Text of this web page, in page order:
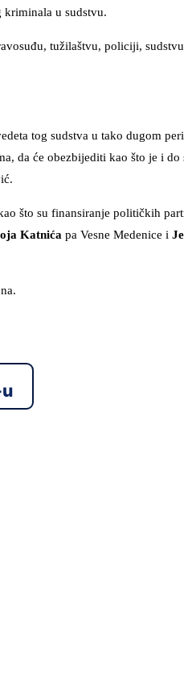
u sudstvu.
tužilaštvu, policiji,
tog sudstva u tako dugom
da će obezbijediti kao što je i do
što su finansiranje političkih
Katnića pa Vesne Medenice i